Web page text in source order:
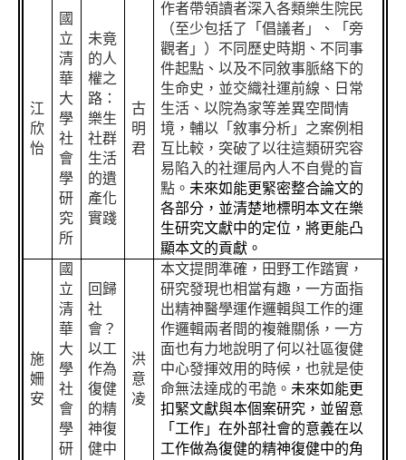
江
欣
怡
國
立
清
華
大
學
社
會
學
研
究
所
未竟
的人
權之
路：
樂生
社群
生活
的遺
產化
實踐
古
明
君
作者帶領讀者深入各類樂生院民
（至少包括了「倡議者」、「旁
觀者」）不同歷史時期、不同事
件起點、以及不同敘事脈絡下的
生命史，並交織社運前線、日常
生活、以院為家等差異空間情
境，輔以「敘事分析」之案例相
互比較，突破了以往這類研究容
易陷入的社運局內人不自覺的盲
點。 未來如能更緊密整合論文的
各部分，並清楚地標明本文在樂
生研究文獻中的定位，將更能凸
顯本文的貢獻。
施
姍
安
國
立
清
華
大
學
社
會
學
研
回歸
社
會？
以工
作為
復健
的精
神復
健中
洪
意
凌
本文提問準確，田野工作踏實，
研究發現也相當有趣，一方面指
出精神醫學運作邏輯與工作的運
作邏輯兩者間的複雜關係，一方
面也有力地說明了何以社區復健
中心發揮效用的時候，也就是使
命無法達成的弔詭。 未來如能更
扣緊文獻與本個案研究，並留意
「工作」在外部社會的意義在以
工作做為復健的精神復健中的角